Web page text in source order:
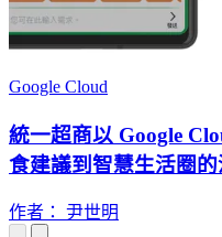
Google Cloud
統一超商以 Google
食建議到智慧生活圈
作者： 尹世明